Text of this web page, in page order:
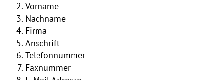
Vorname
Nachname
Firma
Anschrift
Telefonnummer
Faxnummer